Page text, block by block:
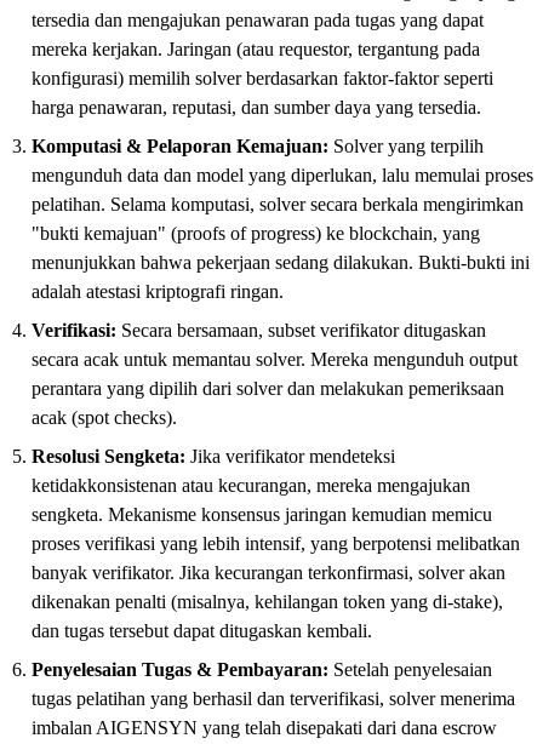
tersedia dan mengajukan penawaran pada tugas yang dapat
mereka kerjakan. Jaringan (atau requestor, tergantung pada
konfigurasi) memilih solver berdasarkan faktor-faktor seperti
harga penawaran, reputasi, dan sumber daya yang tersedia.
Komputasi & Pelaporan Kemajuan: Solver yang terpilih
mengunduh data dan model yang diperlukan, lalu memulai proses
pelatihan. Selama komputasi, solver secara berkala mengirimkan
"bukti kemajuan" (proofs of progress) ke blockchain, yang
menunjukkan bahwa pekerjaan sedang dilakukan. Bukti-bukti ini
adalah atestasi kriptografi ringan.
Verifikasi: Secara bersamaan, subset verifikator ditugaskan
secara acak untuk memantau solver. Mereka mengunduh output
perantara yang dipilih dari solver dan melakukan pemeriksaan
acak (spot checks).
Resolusi Sengketa: Jika verifikator mendeteksi
ketidakkonsistenan atau kecurangan, mereka mengajukan
sengketa. Mekanisme konsensus jaringan kemudian memicu
proses verifikasi yang lebih intensif, yang berpotensi melibatkan
banyak verifikator. Jika kecurangan terkonfirmasi, solver akan
dikenakan penalti (misalnya, kehilangan token yang di-stake),
dan tugas tersebut dapat ditugaskan kembali.
Penyelesaian Tugas & Pembayaran: Setelah penyelesaian
tugas pelatihan yang berhasil dan terverifikasi, solver menerima
imbalan AIGENSYN yang telah disepakati dari dana escrow